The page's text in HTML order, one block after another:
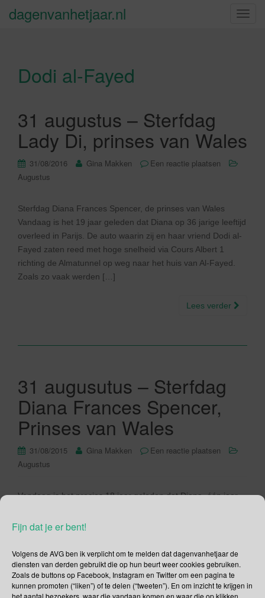
Fijn dat je er bent!
Volgens de AVG ben ik verplicht om te melden dat dagenvanhetjaar de
diensten van derden gebruikt die op hun beurt weer cookies gebruiken.
Zoals de buttons op Facebook, Instagram en Twitter om een pagina te
kunnen promoten (“liken”) of te delen (“tweeten”). En om inzicht te krijgen in
het aantal bezoekers, waar die vandaan komen en waar die op klikken
S
v
i
e
dagenvanhetjaar.nl
Dodi al-Fayed
31 augustus – Sterfdag
Lady Di, prinses van Wales
31/08/2016 Gina Makken
Een reactie plaatsen
Augustus
Sterfdag Diana Frances Spencer, de prinses van Wales
Vandaag is het 19 jaar geleden dat Diana op 36 jarige leeftijd
overleed in Parijs. De auto waarin zij en haar vriend Dodi al-
Fayed zaten reed met hoge snelheid via Cours Albert 1
richting de Almatunnel op weg naar het huis van Al-Fayed.
Zoals zo vaak werden […]
Lees verder
31 augusutus – Sterfdag
Diana Frances Spencer,
Prinses van Wales
31/08/2015 Gina Makken
Een reactie plaatsen
Augustus
Vandaag is het precies 18 jaar geleden dat Diana, één jaar
jarige leeftijd overleed in Parijs. Zij, haar vriend Dodi al-
snelheid via Cours Albert 1 richting de Almatunnel op weg
naar het huis van Al-Fayed. […]
Lees verder